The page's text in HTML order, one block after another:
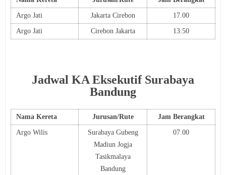
Argo Jati Jakarta Cirebon 17.00
Argo Jati Cirebon Jakarta 13.50
Jadwal KA Eksekutif Surabaya
Bandung
Nama Kereta Jurusan/Rute Jam Berangkat
Argo Wilis
Surabaya Gubeng
Madiun Jogja
Tasikmalaya
Bandung
07.00